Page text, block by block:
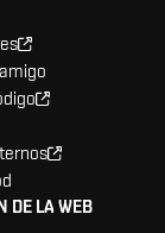
DE LA WEB